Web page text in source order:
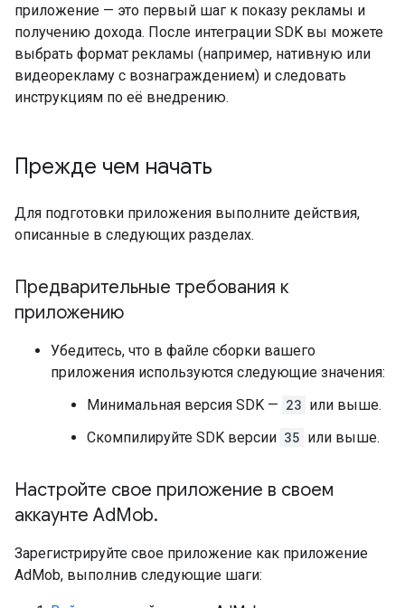
приложение — это первый шаг к показу рекламы и
получению дохода. После интеграции SDK вы можете
выбрать формат рекламы (например, нативную или
видеорекламу с вознаграждением) и следовать
инструкциям по её внедрению.
Прежде чем начать
Для подготовки приложения выполните действия,
описанные в следующих разделах.
Предварительные требования к
приложению
Убедитесь, что в файле сборки вашего
приложения используются следующие значения:
Минимальная версия SDK — 23 или выше.
Скомпилируйте SDK версии 35 или выше.
Настройте свое приложение в своем
аккаунте AdMob.
Зарегистрируйте свое приложение как приложение
AdMob, выполнив следующие шаги: